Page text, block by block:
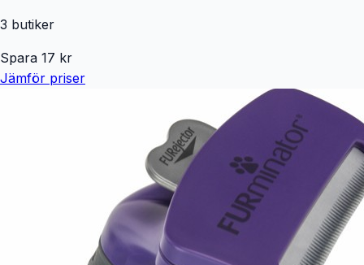
3 butiker
Spara 17 kr
Jämför priser